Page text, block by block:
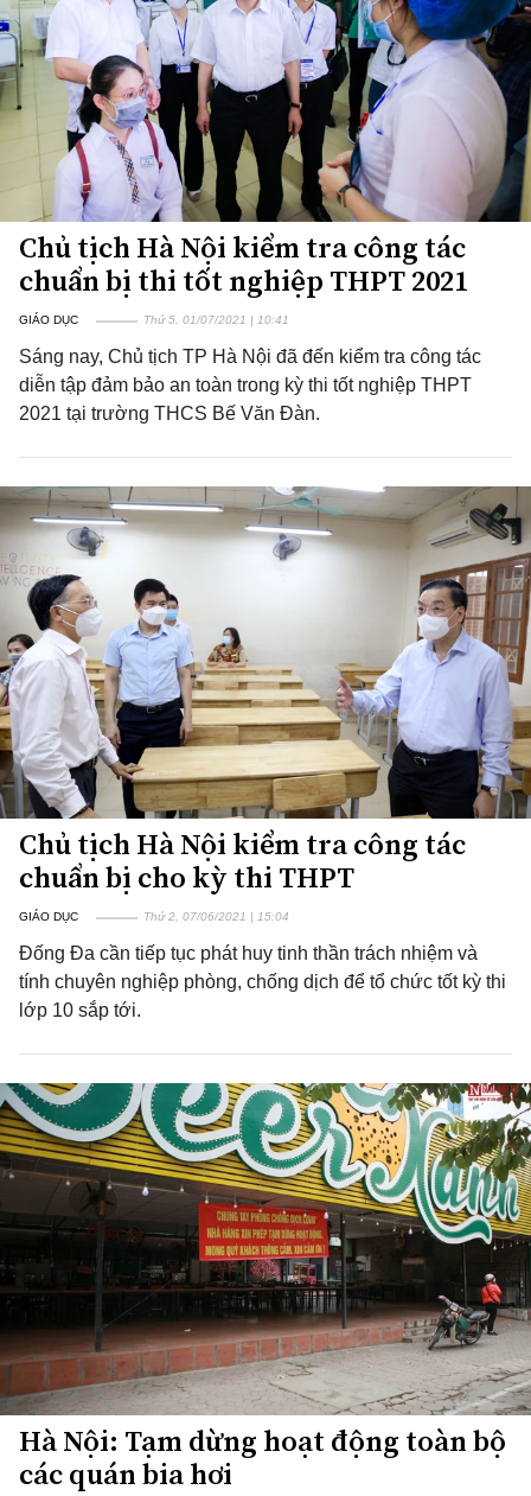
Chủ tịch Hà Nội kiểm tra công tác
chuẩn bị thi tốt nghiệp THPT 2021
GIÁO DỤC Thứ 5, 01/07/2021 | 10:41
Sáng nay, Chủ tịch TP Hà Nội đã đến kiểm tra công tác
diễn tập đảm bảo an toàn trong kỳ thi tốt nghiệp THPT
2021 tại trường THCS Bế Văn Đàn.
Chủ tịch Hà Nội kiểm tra công tác
chuẩn bị cho kỳ thi THPT
GIÁO DỤC Thứ 2, 07/06/2021 | 15:04
Đống Đa cần tiếp tục phát huy tinh thần trách nhiệm và
tính chuyên nghiệp phòng, chống dịch để tổ chức tốt kỳ thi
lớp 10 sắp tới.
Hà Nội: Tạm dừng hoạt động toàn bộ
các quán bia hơi